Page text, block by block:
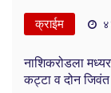
क्राईम
नाशिकरोडला
कट्टा व दोन